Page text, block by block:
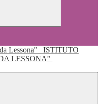
ISTITUTO
LESSONA"